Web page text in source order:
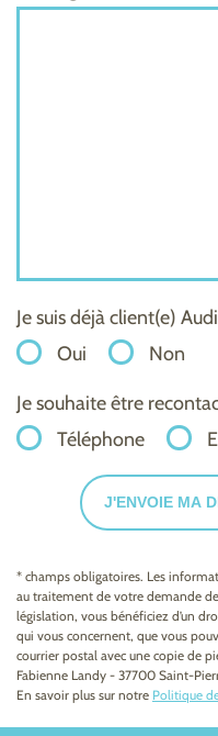
Je suis déjà client(e)
Oui
Non
Je souhaite être
Téléphone
J'ENVOIE MA
* champs obligatoires. Les
au traitement de votre demande
législation, vous bénéficiez d’un
qui vous concernent, que vous
courrier postal avec une copie de
Fabienne Landy - 37700 Saint-
En savoir plus sur notre Politique